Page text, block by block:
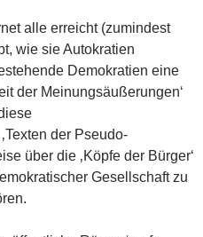
alle erreicht (zumindest
wie sie Autokratien
Demokratien eine
der Meinungsäußerungen‘
der Pseudo-
über die ‚Köpfe der Bürger‘
Gesellschaft zu